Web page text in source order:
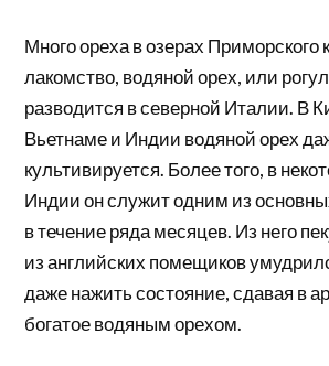
Много ореха в озерах Приморского
лакомство, водяной орех, или
разводится в северной Италии. В
Вьетнаме и Индии водяной орех
культивируется. Более того, в
Индии он служит одним из
в течение ряда месяцев. Из него
из английских помещиков
даже нажить состояние, сдавая в
богатое водяным орехом.